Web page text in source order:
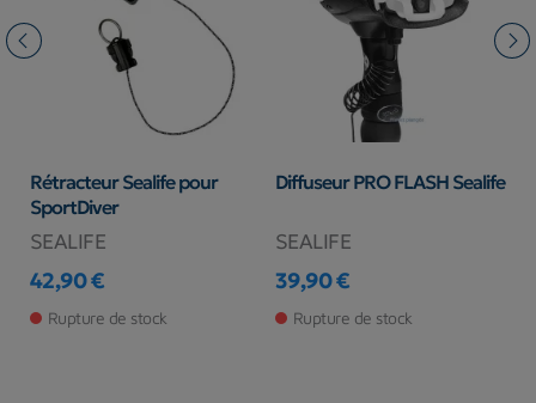
Rétracteur Sealife pour
SportDiver
SEALIFE
Prix
42,90 €
Rupture de stock
Diffuseur PRO FLASH Sealife
SEALIFE
Prix
39,90 €
Rupture de stock